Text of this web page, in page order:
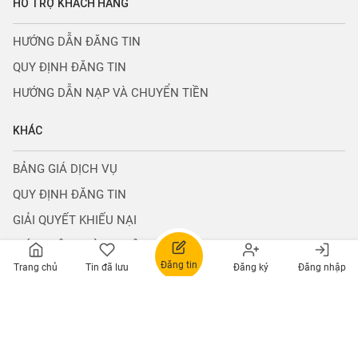
CÔNG TY TNHH CÔNG NGHỆ TECHCONS
Giấy phép đăng ký kinh doanh số 0110496694
Do Sở KH&ĐT Thành Phố Hà Nội Cấp Ngày 04.10.2023
info@nguonchinhchu.vn
0965533958
CT1 BẮC HÀ, NAM TỪ LIÊM, HÀ NỘI
Hỗ trợ thanh
toán
0965533958
Trợ giúp đăng
VỀ NGUỒN CHÍNH CHỦ
Trang chủ Tin đã lưu Đăng tin Đăng ký Đăng nhập